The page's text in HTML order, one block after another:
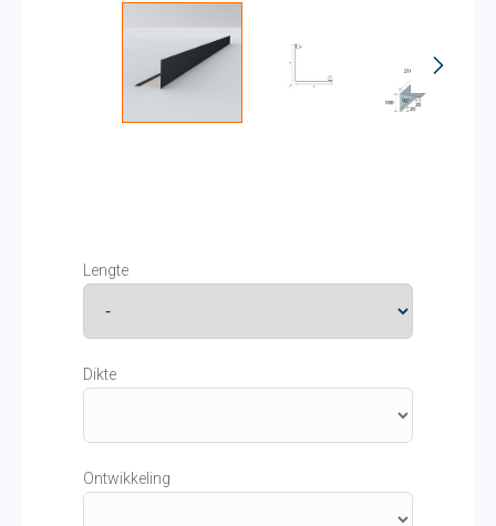
Lengte
Dikte
Ontwikkeling